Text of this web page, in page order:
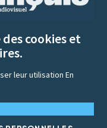
des cookies et
leur utilisationEn